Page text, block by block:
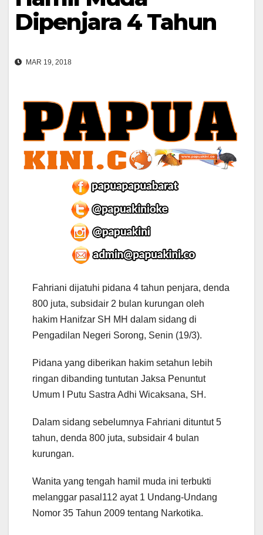
Dipenjara 4 Tahun
MAR 19, 2018
Fahriani dijatuhi pidana 4 tahun penjara, denda
800 juta, subsidair 2 bulan kurungan oleh
hakim Hanifzar SH MH dalam sidang di
Pengadilan Negeri Sorong, Senin (19/3).
Pidana yang diberikan hakim setahun lebih
ringan dibanding tuntutan Jaksa Penuntut
Umum I Putu Sastra Adhi Wicaksana, SH.
Dalam sidang sebelumnya Fahriani dituntut 5
tahun, denda 800 juta, subsidair 4 bulan
kurungan.
Wanita yang tengah hamil muda ini terbukti
melanggar pasal112 ayat 1 Undang-Undang
Nomor 35 Tahun 2009 tentang Narkotika.